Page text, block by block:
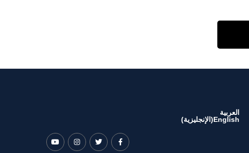
العربية
English
( الإنجليزية)